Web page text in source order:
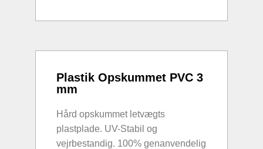
Plastik Opskummet PVC 3
mm
Hård opskummet letvægts
plastplade. UV-Stabil og
vejrbestandig. 100% genanvendelig